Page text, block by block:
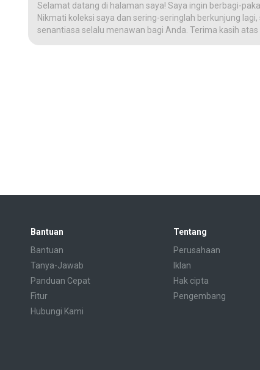
Selamat datang di halaman saya! Saya ingin berbagi-
Nikmati koleksi saya dan sering-seringlah berkunjung
senantiasa selalu menawan bagi Anda. Terima kasih
Bantuan
Bantuan
Tanya-Jawab
Panduan Cepat
Fitur
Hubungi Kami
Tentang
Perusahaan
Iklan
Hak cipta
Pengembang